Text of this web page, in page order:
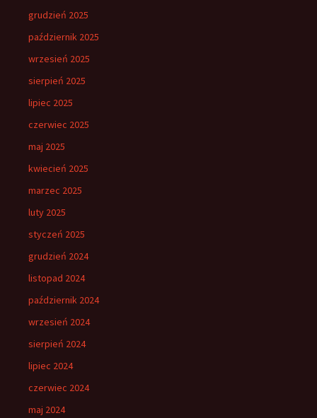
grudzień 2025
październik 2025
wrzesień 2025
sierpień 2025
lipiec 2025
czerwiec 2025
maj 2025
kwiecień 2025
marzec 2025
luty 2025
styczeń 2025
grudzień 2024
listopad 2024
październik 2024
wrzesień 2024
sierpień 2024
lipiec 2024
czerwiec 2024
maj 2024